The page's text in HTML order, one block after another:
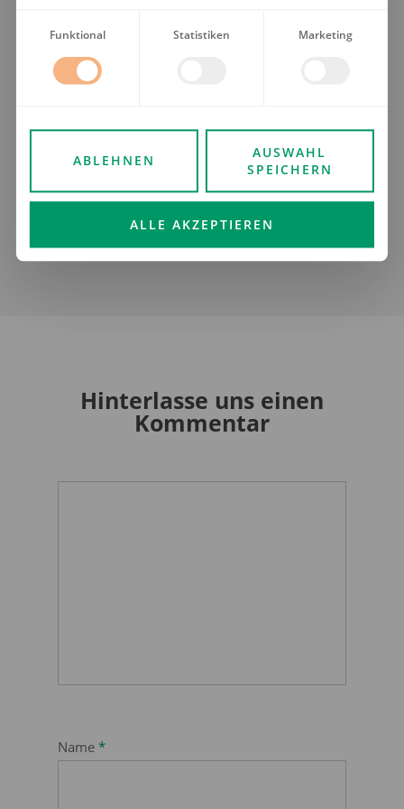
Laufenburg-Stadenhausen
und der Weststadt gehen in
Betrieb
Hinterlasse uns einen
Kommentar
Name *
Funktional Statistiken Marketing
ABLEHNEN
AUSWAHL
SPEICHERN
ALLE AKZEPTIEREN